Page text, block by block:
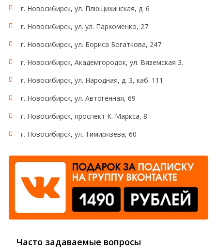
г. Новосибирск, ул. Плющихинская, д. 6
г. Новосибирск, ул. ул. Пархоменко, 27
г. Новосибирск, ул. Бориса Богаткова, 247
г. Новосибирск, Академгородок, ул. Вяземская 3.
г. Новосибирск, ул. Народная, д. 3, каб. 111
г. Новосибирск, ул. Автогенная, 69
г. Новосибирск, проспект К. Маркса, 8
г. Новосибирск, ул. Тимирязева, 60
Часто задаваемые вопросы